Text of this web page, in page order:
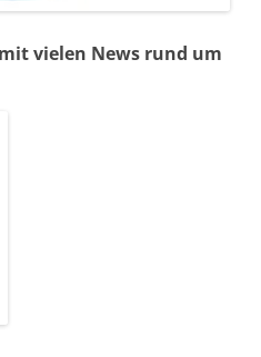
vielen News rund um